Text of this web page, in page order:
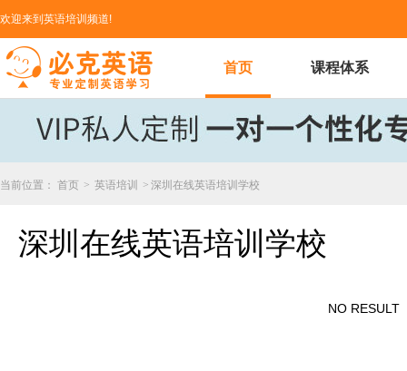
欢迎来到英语培训频道!
首页 课程体系
当前位置： 首页 > 英语培训 > 深圳在线英语培训学校
深圳在线英语培训学校
NO RESULT